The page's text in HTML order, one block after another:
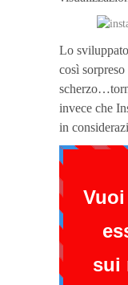
Lo
così
invece che
in